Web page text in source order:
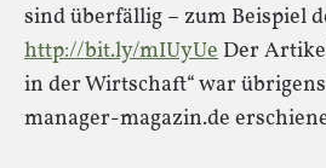
sind überfällig – zum Beispiel
http://bit.ly/mIUyUe Der
in der Wirtschaft“ war
manager-magazin.de